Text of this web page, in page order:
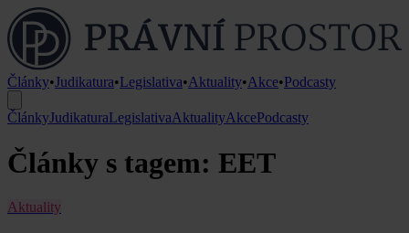
Články•Judikatura•Legislativa•Aktuality•Akce•Podcasty
ČlánkyJudikaturaLegislativaAktualityAkcePodcasty
Články s tagem: EET
Aktuality